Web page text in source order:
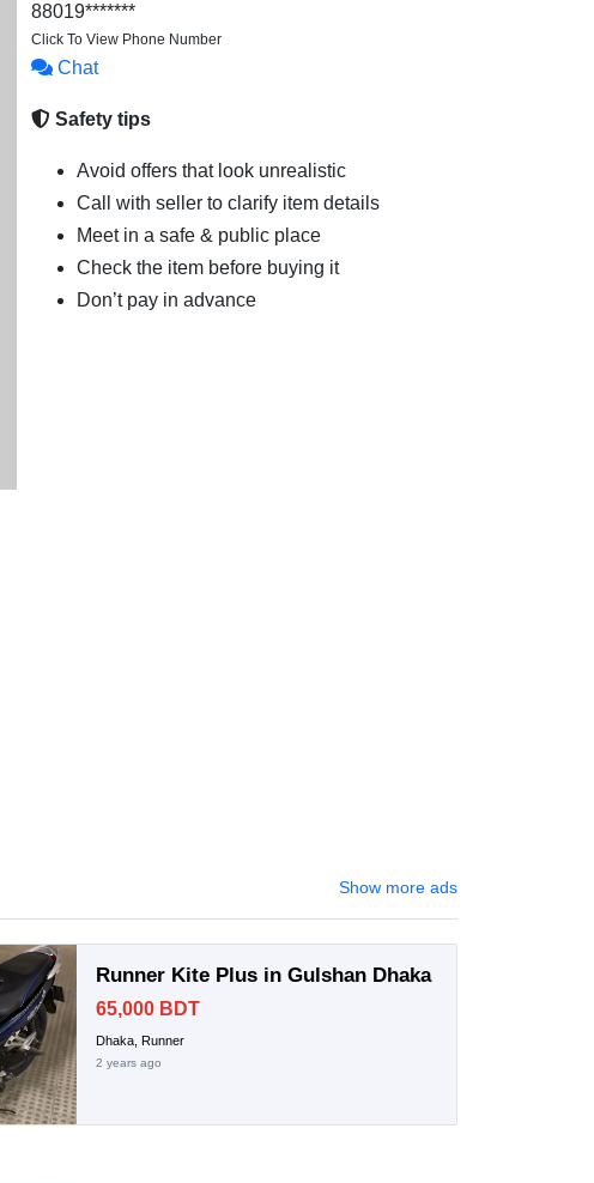
88019*******
Click To View Phone Number
Chat
Safety tips
Avoid offers that look unrealistic
Call with seller to clarify item details
Meet in a safe & public place
Check the item before buying it
Don’t pay in advance
Show more ads
Runner Kite Plus in Gulshan Dhaka
65,000 BDT
Dhaka, Runner
2 years ago